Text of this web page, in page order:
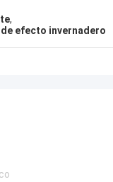
,
efecto invernadero